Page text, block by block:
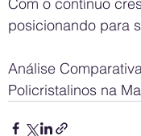
posicionando para
Análise
Policristalinos na